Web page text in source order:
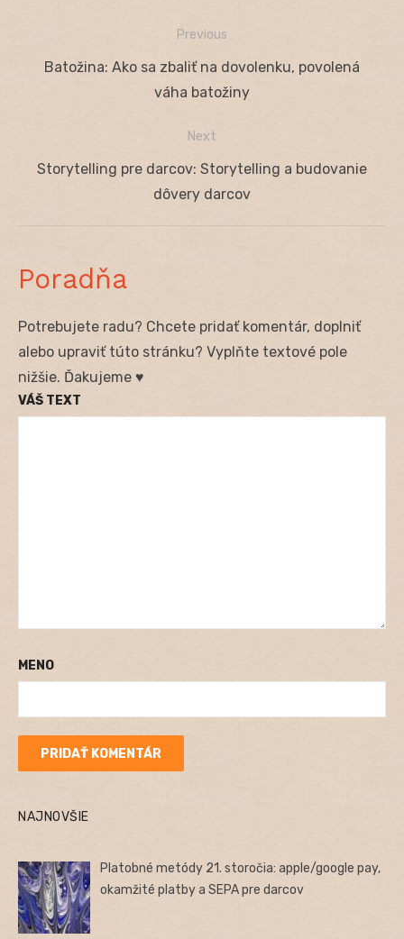
Navigácia
Previous
Previous
Batožina: Ako sa zbaliť na dovolenku, povolená
váha batožiny
Next
Next
Storytelling pre darcov: Storytelling a budovanie
dôvery darcov
Poradňa
Potrebujete radu? Chcete pridať komentár, doplniť
alebo upraviť túto stránku? Vyplňte textové pole
nižšie. Ďakujeme ♥
VÁŠ TEXT
MENO
NAJNOVŠIE
Platobné metódy 21. storočia: apple/google pay,
okamžité platby a SEPA pre darcov